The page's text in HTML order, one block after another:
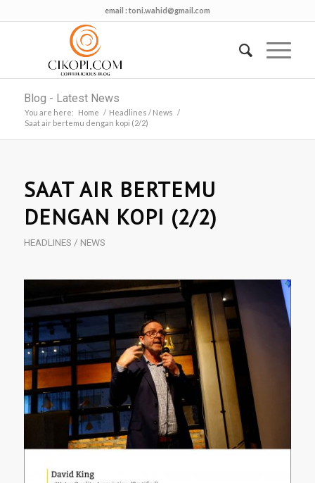
email : toni.wahid@gmail.com
Blog - Latest News
You are here: Home / Headlines / News /
Saat air bertemu dengan kopi (2/2)
SAAT AIR BERTEMU
DENGAN KOPI (2/2)
HEADLINES / NEWS